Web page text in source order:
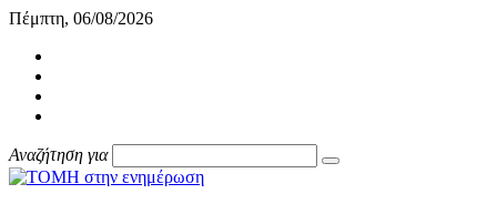
Πέμπτη, 06/08/2026
Αναζήτηση για